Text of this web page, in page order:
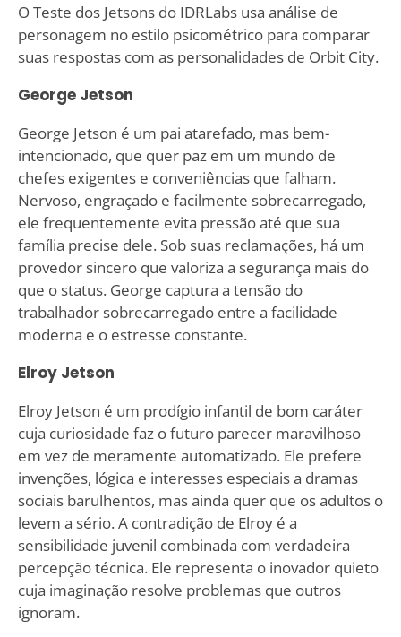
O Teste dos Jetsons do IDRLabs usa análise de
personagem no estilo psicométrico para comparar
suas respostas com as personalidades de Orbit City.
George Jetson
George Jetson é um pai atarefado, mas bem-
intencionado, que quer paz em um mundo de
chefes exigentes e conveniências que falham.
Nervoso, engraçado e facilmente sobrecarregado,
ele frequentemente evita pressão até que sua
família precise dele. Sob suas reclamações, há um
provedor sincero que valoriza a segurança mais do
que o status. George captura a tensão do
trabalhador sobrecarregado entre a facilidade
moderna e o estresse constante.
Elroy Jetson
Elroy Jetson é um prodígio infantil de bom caráter
cuja curiosidade faz o futuro parecer maravilhoso
em vez de meramente automatizado. Ele prefere
invenções, lógica e interesses especiais a dramas
sociais barulhentos, mas ainda quer que os adultos o
levem a sério. A contradição de Elroy é a
sensibilidade juvenil combinada com verdadeira
percepção técnica. Ele representa o inovador quieto
cuja imaginação resolve problemas que outros
ignoram.